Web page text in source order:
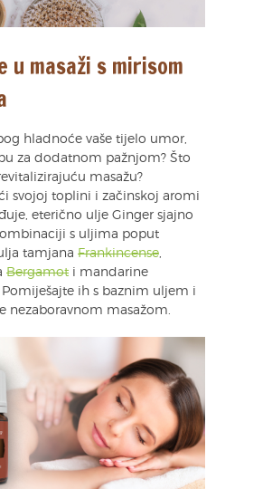
u masaži s mirisom
hladnoće vaše tijelo umor,
za dodatnom pažnjom? Što
masažu?
svojoj toplini i začinskoj aromi
eterično ulje Ginger sjajno
s uljima poput
tamjana Frankincense,
Bergamot i mandarine
Pomiješajte ih s baznim uljem i
nezaboravnom masažom.